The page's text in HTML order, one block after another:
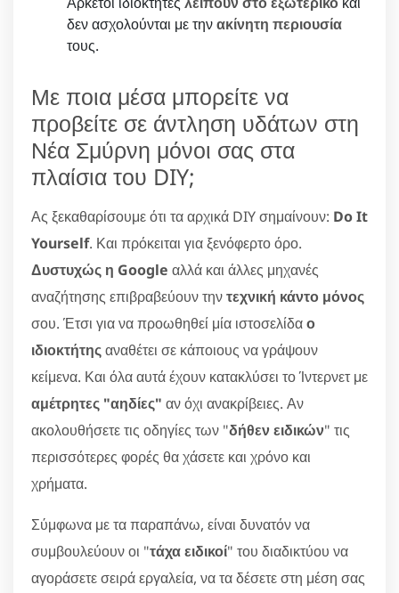
δεν ασχολούνται με τηνακίνητη περιουσία
τους.
Με ποια μέσα μπορείτε να
προβείτε σε άντληση υδάτων στη
Νέα Σμύρνη μόνοι σας στα
πλαίσια του DIY;
Ας ξεκαθαρίσουμε ότι τα αρχικά DIY σημαίνουν: Do It
Yourself. Και πρόκειται για ξενόφερτο όρο.
Δυστυχώς η Google αλλά και άλλες μηχανές
αναζήτησης επιβραβεύουν τηντεχνική κάντο μόνος
σου. Έτσι για να προωθηθεί μία ιστοσελίδαο
ιδιοκτήτηςαναθέτει σε κάποιους να γράψουν
κείμενα. Και όλα αυτά έχουν κατακλύσει το Ίντερνετ με
αμέτρητες "αηδίες" αν όχι ανακρίβειες. Αν
ακολουθήσετε τις οδηγίες των "δήθεν ειδικών" τις
περισσότερες φορές θα χάσετε και χρόνο και
χρήματα.
Σύμφωνα με τα παραπάνω, είναι δυνατόν να
συμβουλεύουν οι "τάχα ειδικοί" του διαδικτύου να
αγοράσετε σειρά εργαλεία, να τα δέσετε στη μέση σας